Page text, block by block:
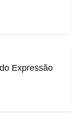
Expressão